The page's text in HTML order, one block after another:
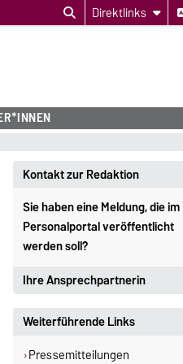
Direktlinks
Kontakt zur Redaktion
Sie haben eine Meldung, die im
Personalportal veröffentlicht
werden soll?
Ihre Ansprechpartnerin
Redakteurin Personalportal
ines.perl@ovgu.de
Weiterführende Links
Pressemitteilungen